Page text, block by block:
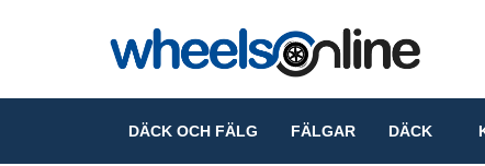
DÄCK OCH FÄLG FÄLGAR DÄCK